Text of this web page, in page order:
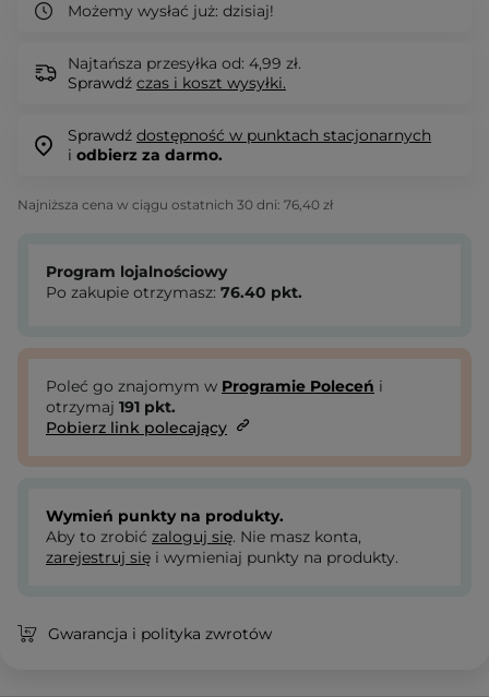
Możemy wysłać już: dzisiaj!
Najtańsza przesyłka od: 4,99 zł.
Sprawdź czas i koszt wysyłki.
Sprawdź dostępność w punktach stacjonarnych
i odbierz za darmo.
Najniższa cena w ciągu ostatnich 30 dni: 76,40 zł
Program lojalnościowy
Po zakupie otrzymasz: 76.40 pkt.
Poleć go znajomym w Programie Poleceń i
otrzymaj 191 pkt.
Pobierz link polecający
Wymień punkty na produkty.
Aby to zrobić zaloguj się. Nie masz konta,
zarejestruj się i wymieniaj punkty na produkty.
Gwarancja i polityka zwrotów